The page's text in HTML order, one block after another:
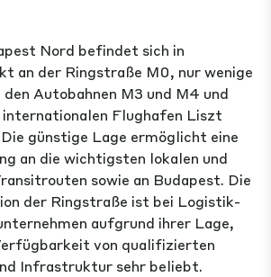
Nord befindet sich in
an der Ringstraße M0, nur wenige
Autobahnen M3 und M4 und
Flughafen Liszt
günstige Lage ermöglicht eine
an die wichtigsten lokalen und
sowie an Budapest. Die
der Ringstraße ist bei Logistik-
aufgrund ihrer Lage,
von qualifizierten
Infrastruktur sehr beliebt.